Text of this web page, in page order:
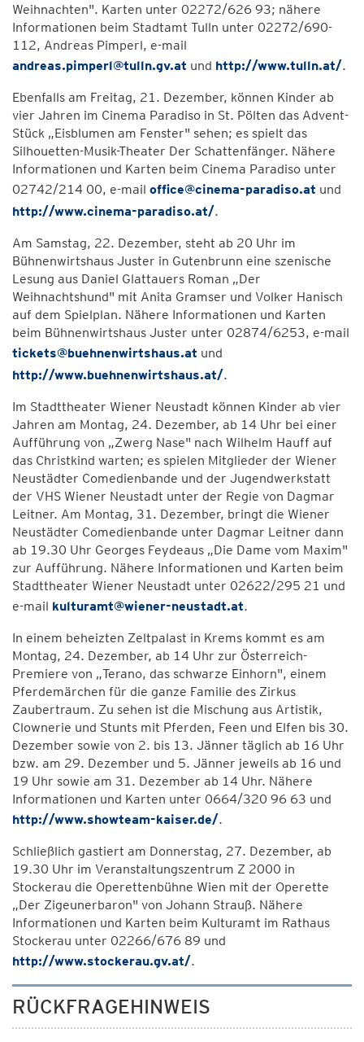
Weihnachten". Karten unter 02272/626 93; nähere
Informationen beim Stadtamt Tulln unter 02272/690-
112, Andreas Pimperl, e-mail
andreas.pimperl@tulln.gv.at und http://www.tulln.at/.
Ebenfalls am Freitag, 21. Dezember, können Kinder ab
vier Jahren im Cinema Paradiso in St. Pölten das Advent-
Stück „Eisblumen am Fenster" sehen; es spielt das
Silhouetten-Musik-Theater Der Schattenfänger. Nähere
Informationen und Karten beim Cinema Paradiso unter
02742/214 00, e-mail office@cinema-paradiso.at und
http://www.cinema-paradiso.at/.
Am Samstag, 22. Dezember, steht ab 20 Uhr im
Bühnenwirtshaus Juster in Gutenbrunn eine szenische
Lesung aus Daniel Glattauers Roman „Der
Weihnachtshund" mit Anita Gramser und Volker Hanisch
auf dem Spielplan. Nähere Informationen und Karten
beim Bühnenwirtshaus Juster unter 02874/6253, e-mail
tickets@buehnenwirtshaus.at und
http://www.buehnenwirtshaus.at/.
Im Stadttheater Wiener Neustadt können Kinder ab vier
Jahren am Montag, 24. Dezember, ab 14 Uhr bei einer
Aufführung von „Zwerg Nase" nach Wilhelm Hauff auf
das Christkind warten; es spielen Mitglieder der Wiener
Neustädter Comedienbande und der Jugendwerkstatt
der VHS Wiener Neustadt unter der Regie von Dagmar
Leitner. Am Montag, 31. Dezember, bringt die Wiener
Neustädter Comedienbande unter Dagmar Leitner dann
ab 19.30 Uhr Georges Feydeaus „Die Dame vom Maxim"
zur Aufführung. Nähere Informationen und Karten beim
Stadttheater Wiener Neustadt unter 02622/295 21 und
e-mail kulturamt@wiener-neustadt.at.
In einem beheizten Zeltpalast in Krems kommt es am
Montag, 24. Dezember, ab 14 Uhr zur Österreich-
Premiere von „Terano, das schwarze Einhorn", einem
Pferdemärchen für die ganze Familie des Zirkus
Zaubertraum. Zu sehen ist die Mischung aus Artistik,
Clownerie und Stunts mit Pferden, Feen und Elfen bis 30.
Dezember sowie von 2. bis 13. Jänner täglich ab 16 Uhr
bzw. am 29. Dezember und 5. Jänner jeweils ab 16 und
19 Uhr sowie am 31. Dezember ab 14 Uhr. Nähere
Informationen und Karten unter 0664/320 96 63 und
http://www.showteam-kaiser.de/.
Schließlich gastiert am Donnerstag, 27. Dezember, ab
19.30 Uhr im Veranstaltungszentrum Z 2000 in
Stockerau die Operettenbühne Wien mit der Operette
„Der Zigeunerbaron" von Johann Strauß. Nähere
Informationen und Karten beim Kulturamt im Rathaus
Stockerau unter 02266/676 89 und
http://www.stockerau.gv.at/.
RÜCKFRAGEHINWEIS